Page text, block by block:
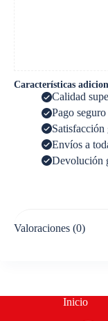
Características
Calidad
Pago seguro
Satisfacción
Envíos a
Devolución
Valoraciones (0)
Inicio